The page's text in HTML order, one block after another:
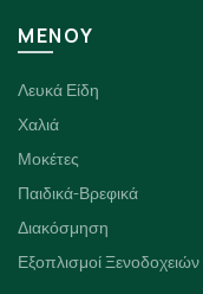
ΜΕΝΟΥ
Λευκά Είδη
Χαλιά
Μοκέτες
Παιδικά-Βρεφικά
Διακόσμηση
Εξοπλισμοί Ξενοδοχειών